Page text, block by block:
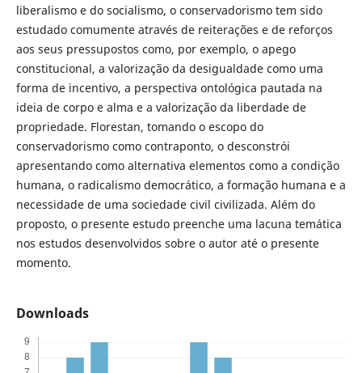
liberalismo e do socialismo, o conservadorismo tem sido
estudado comumente através de reiterações e de reforços
aos seus pressupostos como, por exemplo, o apego
constitucional, a valorização da desigualdade como uma
forma de incentivo, a perspectiva ontológica pautada na
ideia de corpo e alma e a valorização da liberdade de
propriedade. Florestan, tomando o escopo do
conservadorismo como contraponto, o desconstrói
apresentando como alternativa elementos como a condição
humana, o radicalismo democrático, a formação humana e a
necessidade de uma sociedade civil civilizada. Além do
proposto, o presente estudo preenche uma lacuna temática
nos estudos desenvolvidos sobre o autor até o presente
momento.
Downloads